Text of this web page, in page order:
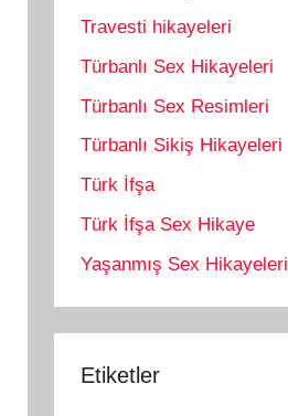
Travesti hikayeleri
Türbanlı Sex Hikayeleri
Türbanlı Sex Resimleri
Türbanlı Sikiş Hikayeleri
Türk İfşa
Türk İfşa Sex Hikaye
Yaşanmış Sex Hikayeleri
Etiketler